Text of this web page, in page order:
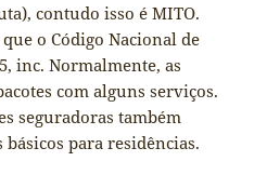
contudo isso é MITO.
o Código Nacional de
inc. Normalmente, as
com alguns serviços.
seguradoras também
para residências.